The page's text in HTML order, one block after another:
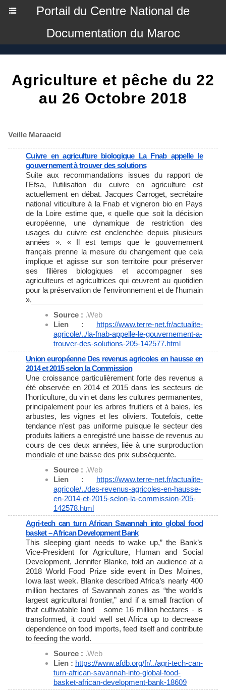
Portail du Centre National de
Documentation du Maroc
Agriculture et pêche du 22
au 26 Octobre 2018
Veille Maraacid
Cuivre en agriculture biologique La Fnab appelle le
gouvernement à trouver des solutions
Suite aux recommandations issues du rapport de
l'Efsa, l’utilisation du cuivre en agriculture est
actuellement en débat. Jacques Carroget, secrétaire
national viticulture à la Fnab et vigneron bio en Pays
de la Loire estime que, « quelle que soit la décision
européenne, une dynamique de restriction des
usages du cuivre est enclenchée depuis plusieurs
années ». « Il est temps que le gouvernement
français prenne la mesure du changement que cela
implique et agisse sur son territoire pour préserver
ses filières biologiques et accompagner ses
agriculteurs et agricultrices qui œuvrent au quotidien
pour la préservation de l'environnement et de l'humain
».
Source : .Web
Lien : https://www.terre-net.fr/actualite-
agricole/../la-fnab-appelle-le-gouvernement-a-
trouver-des-solutions-205-142577.html
Union européenne Des revenus agricoles en hausse en
2014 et 2015 selon la Commission
Une croissance particulièrement forte des revenus a
été observée en 2014 et 2015 dans les secteurs de
l’horticulture, du vin et dans les cultures permanentes,
principalement pour les arbres fruitiers et à baies, les
arbustes, les vignes et les oliviers. Toutefois, cette
tendance n’est pas uniforme puisque le secteur des
produits laitiers a enregistré une baisse de revenus au
cours de ces deux années, liée à une surproduction
mondiale et une baisse des prix subséquente.
Source : .Web
Lien : https://www.terre-net.fr/actualite-
agricole/../des-revenus-agricoles-en-hausse-
en-2014-et-2015-selon-la-commission-205-
142578.html
Agri-tech can turn African Savannah into global food
basket – African Development Bank
This sleeping giant needs to wake up,” the Bank’s
Vice-President for Agriculture, Human and Social
Development, Jennifer Blanke, told an audience at a
2018 World Food Prize side event in Des Moines,
Iowa last week. Blanke described Africa’s nearly 400
million hectares of Savannah zones as “the world’s
largest agricultural frontier,” and if a small fraction of
that cultivatable land – some 16 million hectares - is
transformed, it could well set Africa up to decrease
dependence on food imports, feed itself and contribute
to feeding the world.
Source : .Web
Lien : https://www.afdb.org/fr/../agri-tech-can-
turn-african-savannah-into-global-food-
basket-african-development-bank-18609